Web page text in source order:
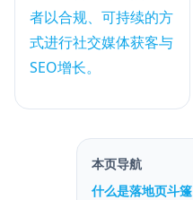
者以合规、可持续的方
式进行社交媒体获客与
SEO增长。
本页导航
什么是落地页斗篷